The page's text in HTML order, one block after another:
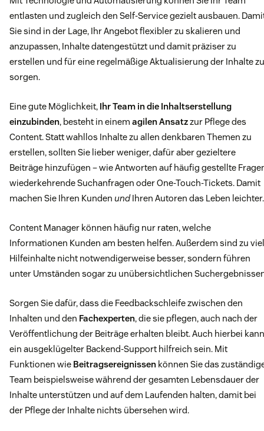
entlasten und zugleich den Self-Service gezielt ausbauen.
Sie sind in der Lage, Ihr Angebot flexibler zu skalieren und
anzupassen, Inhalte datengestützt und damit präziser zu
erstellen und für eine regelmäßige Aktualisierung der Inhalte zu
sorgen.
Eine gute Möglichkeit, Ihr Team in die Inhaltserstellung
einzubinden, besteht in einem agilen Ansatzzur Pflege des
Content. Statt wahllos Inhalte zu allen denkbaren Themen zu
erstellen, sollten Sie lieber weniger, dafür aber gezieltere
Beiträge hinzufügen – wie Antworten auf häufig gestellte
wiederkehrende Suchanfragen oder One-Touch-Tickets. Damit
machen Sie Ihren Kunden undIhren Autoren das Leben leichter.
Content Manager können häufig nur raten, welche
Informationen Kunden am besten helfen. Außerdem sind zu
Hilfeinhalte nicht notwendigerweise besser, sondern führen
unter Umständen sogar zu unübersichtlichen
Sorgen Sie dafür, dass die Feedbackschleife zwischen den
Inhalten und den Fachexperten, die sie pflegen, auch nach der
Veröffentlichung der Beiträge erhalten bleibt. Auch hierbei kann
ein ausgeklügelter Backend-Support hilfreich sein. Mit
Funktionen wie Beitragsereignissen können Sie das
Team beispielsweise während der gesamten Lebensdauer der
Inhalte unterstützen und auf dem Laufenden halten, damit bei
der Pflege der Inhalte nichts übersehen wird.